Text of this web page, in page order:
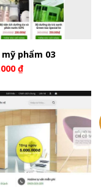
phẩm 03
₫